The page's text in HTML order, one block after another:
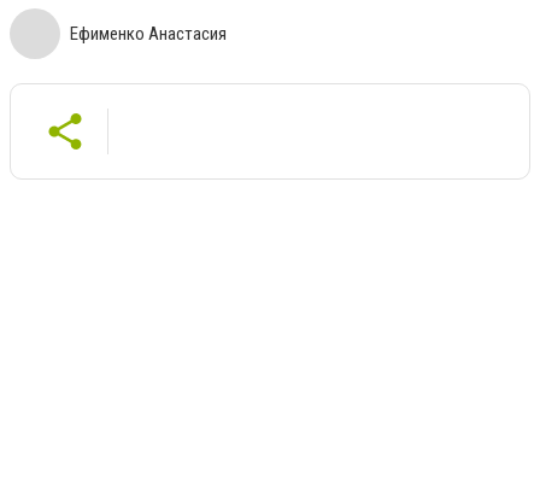
Ефименко Анастасия